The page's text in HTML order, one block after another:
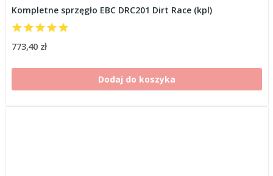
Kompletne sprzęgło EBC DRC201 Dirt Race (kpl)
773,40 zł
Dodaj do koszyka